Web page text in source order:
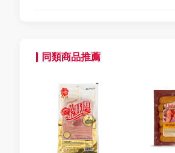
同類商品推薦